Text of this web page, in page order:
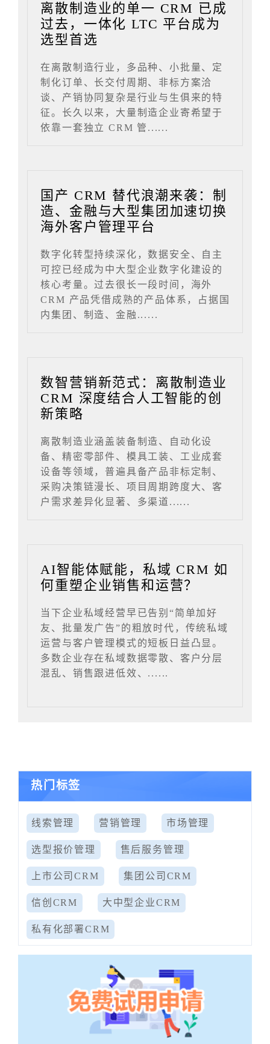
离散制造业的单一 CRM 已成
过去，一体化 LTC 平台成为
选型首选
在离散制造行业，多品种、小批量、定
制化订单、长交付周期、非标方案洽
谈、产销协同复杂是行业与生俱来的特
征。长久以来，大量制造企业寄希望于
依靠一套独立 CRM 管......
国产 CRM 替代浪潮来袭：制
造、金融与大型集团加速切换
海外客户管理平台
数字化转型持续深化，数据安全、自主
可控已经成为中大型企业数字化建设的
核心考量。过去很长一段时间，海外
CRM 产品凭借成熟的产品体系，占据国
内集团、制造、金融......
数智营销新范式：离散制造业
CRM 深度结合人工智能的创
新策略
离散制造业涵盖装备制造、自动化设
备、精密零部件、模具工装、工业成套
设备等领域，普遍具备产品非标定制、
采购决策链漫长、项目周期跨度大、客
户需求差异化显著、多渠道......
AI智能体赋能，私域 CRM 如
何重塑企业销售和运营？
当下企业私域经营早已告别“简单加好
友、批量发广告”的粗放时代，传统私域
运营与客户管理模式的短板日益凸显。
多数企业存在私域数据零散、客户分层
混乱、销售跟进低效、......
热门标签
线索管理 营销管理 市场管理
选型报价管理 售后服务管理
上市公司CRM 集团公司CRM
信创CRM 大中型企业CRM
私有化部署CRM